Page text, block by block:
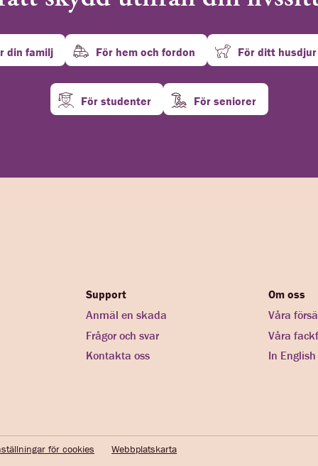
din familj För hem och fordon För ditt husdjur
För studenter För seniorer
Support
Anmäl en skada
Frågor och svar
Kontakta oss
Om oss
Våra
Våra
In English
för cookies Webbplatskarta